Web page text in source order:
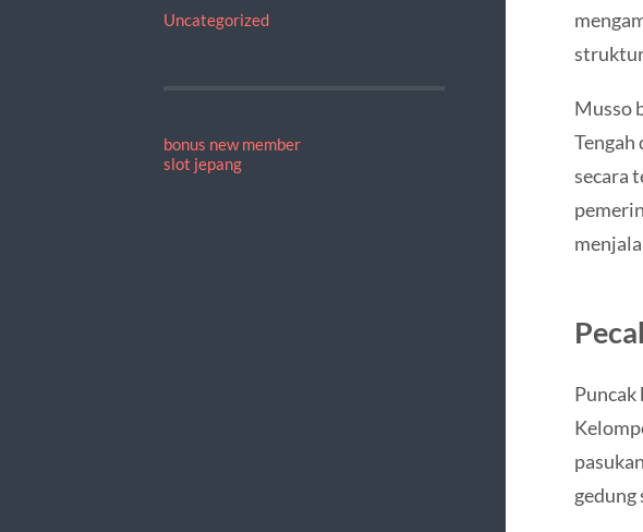
Uncategorized
bonus new member
slot jepang
Musso
Tengah
secara